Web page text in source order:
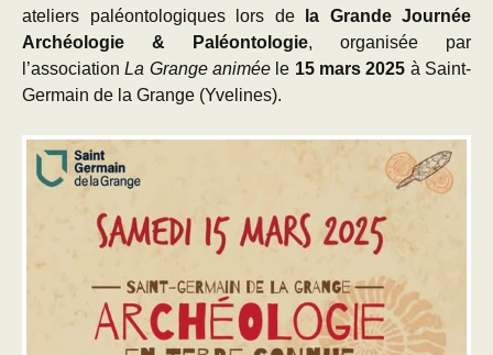
ateliers paléontologiques lors de
la Grande Journée
Archéologie & Paléontologie, organisée par
l’associationLa Grange animée le 15 mars 2025 à Saint-
Germain de la Grange (Yvelines).